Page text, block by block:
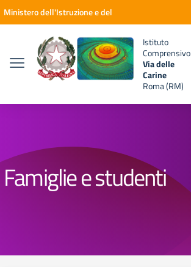
Vai ai contenuti
Vai al menu di navigazione
Vai al footer
Ministero dell'Istruzione e del
Istituto
Comprensivo
Via delle
Carine
Roma (RM)
Famiglie e studenti